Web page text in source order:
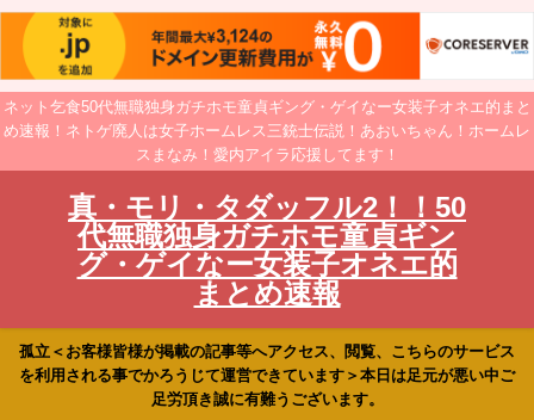
ネット乞食50代無職独身ガチホモ童貞ギング・ゲイなー女装子オネエ的まと
め速報！ネトゲ廃人は女子ホームレス三銃士伝説！あおいちゃん！ホームレ
スまなみ！愛内アイラ応援してます！
真・モリ・タダッフル2！！50
代無職独身ガチホモ童貞ギン
グ・ゲイなー女装子オネエ的
まとめ速報
孤立＜お客様皆様が掲載の記事等へアクセス、閲覧、こちらのサービス
を利用される事でかろうじて運営できています＞本日は足元が悪い中ご
足労頂き誠に有難うございます。